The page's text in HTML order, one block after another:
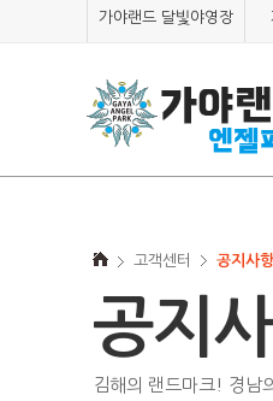
가야랜드 달빛야영장
고객센터 공지사항
공지
김해의 랜드마크! 경남